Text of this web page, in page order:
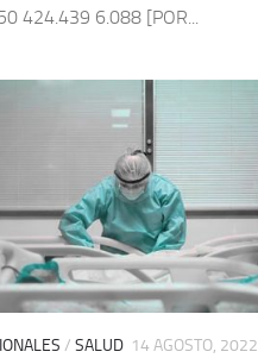
424.439 6.088 [POR...
/ SALUD 14 AGOSTO, 2022